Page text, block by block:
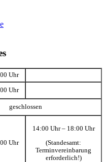
Uhr
Uhr
geschlossen
Uhr
14:00 Uhr – 18:00 Uhr
(Standesamt:
Terminvereinbarung
erforderlich!)